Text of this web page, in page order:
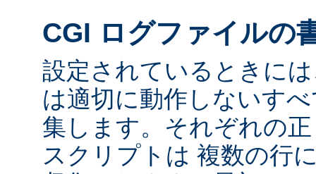
CGI ログファイルの
設定されているときに
は適切に動作しないす
集します。それぞれの
スクリプトは 複数の行